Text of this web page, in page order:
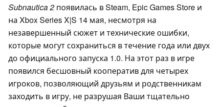
Subnautica 2 появилась в Steam, Epic Games Store и
на Xbox Series X|S 14 мая, несмотря на
незавершенный сюжет и технические ошибки,
которые могут сохраниться в течение года или двух
до официального запуска 1.0. На этот раз в игре
появился бесшовный кооператив для четырех
игроков, позволяющий друзьям и родственникам
заходить в игру, не разрушая Ваши тщательно